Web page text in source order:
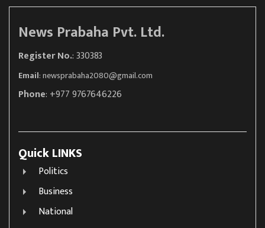
News Prabaha Pvt. Ltd.
Register No.: 330383
Email:newsprabaha2080@gmail.com
Phone: +977 9767646226
Quick LINKS
Politics
Business
National